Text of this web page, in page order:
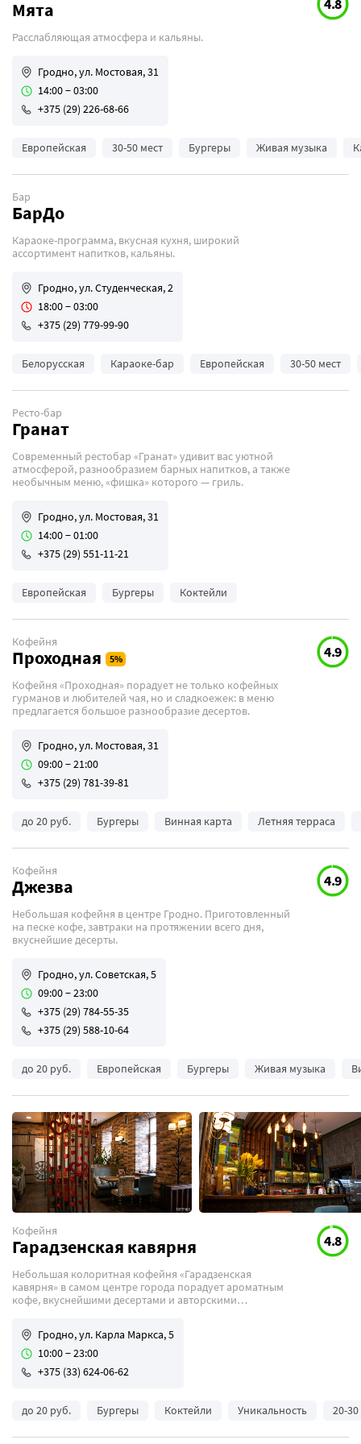
Коктейли
Круглосуточно
Бизнес-ланчи
Летняя терраса
Можно с животными
Спортивные трансляции
Вегетарианская кухня
Для свиданий
Мята
Расслабляющая атмосфера и кальяны.
Гродно, ул. Мостовая, 31
14:00 − 03:00
+375 (29) 226-68-66
Европейская 30-50 мест Бургеры Живая музыка
Бар
БарДо
Караоке-программа, вкусная кухня, широкий
ассортимент напитков, кальяны.
Гродно, ул. Студенческая, 2
18:00 − 03:00
+375 (29) 779-99-90
Белорусская Караоке-бар Европейская 30-50 мест
Ресто-бар
Гранат
Современный рестобар «Гранат» удивит вас уютной
атмосферой, разнообразием барных напитков, а также
необычным меню, «фишка» которого — гриль.
Гродно, ул. Мостовая, 31
14:00 − 01:00
+375 (29) 551-11-21
Европейская Бургеры Коктейли
4.9
Кофейня
Проходная
Кофейня «Проходная» порадует не только кофейных
гурманов и любителей чая, но и сладкоежек: в меню
предлагается большое разнообразие десертов.
Гродно, ул. Мостовая, 31
09:00 − 21:00
+375 (29) 781-39-81
до 20 руб. Бургеры Винная карта Летняя терраса
4.9
Кофейня
Джезва
Небольшая кофейня в центре Гродно. Приготовленный
на песке кофе, завтраки на протяжении всего дня,
вкуснейшие десерты.
Гродно, ул. Советская, 5
09:00 − 23:00
+375 (29) 784-55-35
+375 (29) 588-10-64
до 20 руб. Европейская Бургеры Живая музыка
4.8
Кофейня
Гарадзенская кавярня
Небольшая колоритная кофейня «Гарадзенская
кавярня» в самом центре города порадует ароматным
кофе, вкуснейшими десертами и авторскими
Гродно, ул. Карла Маркса, 5
10:00 − 23:00
+375 (33) 624-06-62
до 20 руб. Бургеры Коктейли Уникальность 20-